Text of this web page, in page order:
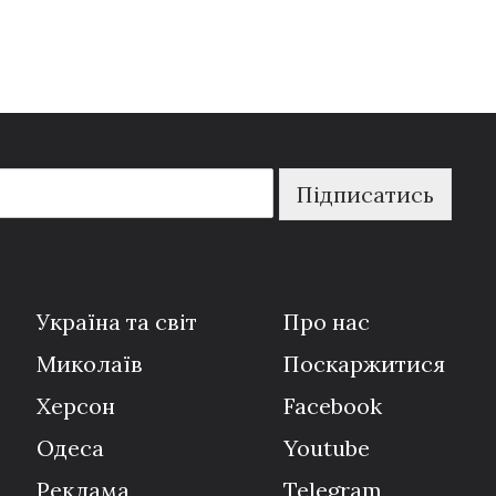
Підписатись
Україна та світ
Миколаїв
Херсон
Одеса
Реклама
Про нас
Поскаржитися
Facebook
Youtube
Telegram